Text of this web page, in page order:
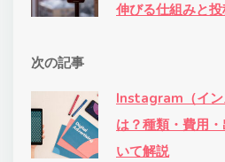
伸びる仕組みと
次の記事
Instagram（イン
は？種類・費用
いて解説